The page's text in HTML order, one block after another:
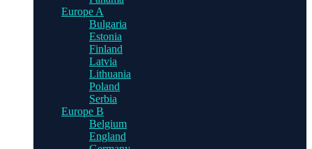
Europe A
Bulgaria
Estonia
Finland
Latvia
Lithuania
Poland
Serbia
Europe B
Belgium
England